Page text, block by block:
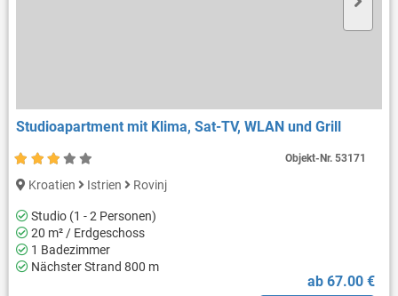
Studioapartment mit Klima, Sat-TV, WLAN und Grill
Kroatien Istrien Rovinj
Studio (1 - 2 Personen)
20 m² / Erdgeschoss
1 Badezimmer
Nächster Strand 800 m
ab 67.00 €
Objekt-Nr.53171